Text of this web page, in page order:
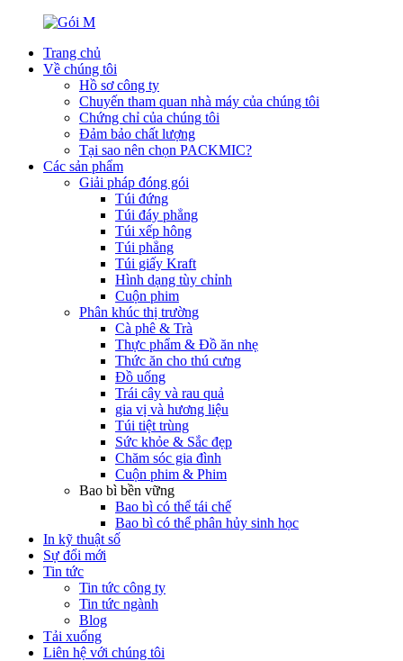
Trang chủ
Về chúng tôi
Hồ sơ công ty
Chuyến tham quan nhà máy của chúng tôi
Chứng chỉ của chúng tôi
Đảm bảo chất lượng
Tại sao nên chọn PACKMIC?
Các sản phẩm
Giải pháp đóng gói
Túi đứng
Túi đáy phẳng
Túi xếp hông
Túi phẳng
Túi giấy Kraft
Hình dạng tùy chỉnh
Cuộn phim
Phân khúc thị trường
Cà phê & Trà
Thực phẩm & Đồ ăn nhẹ
Thức ăn cho thú cưng
Đồ uống
Trái cây và rau quả
gia vị và hương liệu
Túi tiệt trùng
Sức khỏe & Sắc đẹp
Chăm sóc gia đình
Cuộn phim & Phim
Bao bì bền vững
Bao bì có thể tái chế
Bao bì có thể phân hủy sinh học
In kỹ thuật số
Sự đổi mới
Tin tức
Tin tức công ty
Tin tức ngành
Blog
Tải xuống
Liên hệ với chúng tôi